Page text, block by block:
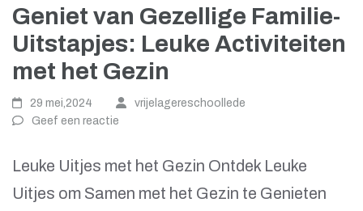
Geniet van Gezellige Familie-
Uitstapjes: Leuke Activiteiten
met het Gezin
29 mei,2024
vrijelagereschoollede
Geef een reactie
Leuke Uitjes met het Gezin Ontdek Leuke
Uitjes om Samen met het Gezin te Genieten